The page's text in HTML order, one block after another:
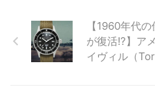
【1960年代
が復活!?】ア
イヴィル（